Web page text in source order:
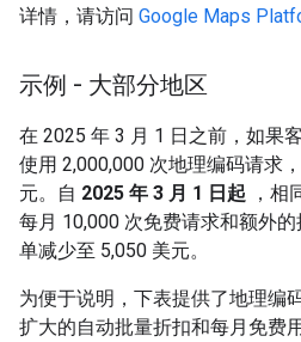
详情，请访问 Google Maps
示例 - 大部分地区
在 2025 年 3 月 1 日之前，如果
使用 2,000,000 次地理编码请求
元。自 2025 年 3 月 1 日起 ，相
每月 10,000 次免费请求和额外
单减少至 5,050 美元。
为便于说明，下表提供了地理编
扩大的自动批量折扣和每月免费